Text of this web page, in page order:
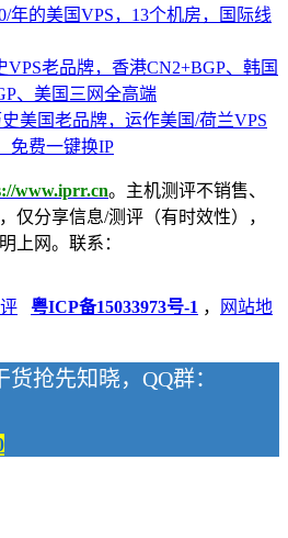
年的美国VPS，13个机房，国际线
VPS老品牌，香港CN2+BGP、韩国
、美国三网全高端
史美国老品牌，运作美国/荷兰VPS
免费一键换IP
www.iprr.cn。主机测评不销售、
仅分享信息/测评（有时效性），
上网。联系：
粤ICP备15033973号-1 ，
网站地
货抢先知晓，QQ群：